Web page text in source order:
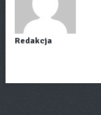
Redakcja